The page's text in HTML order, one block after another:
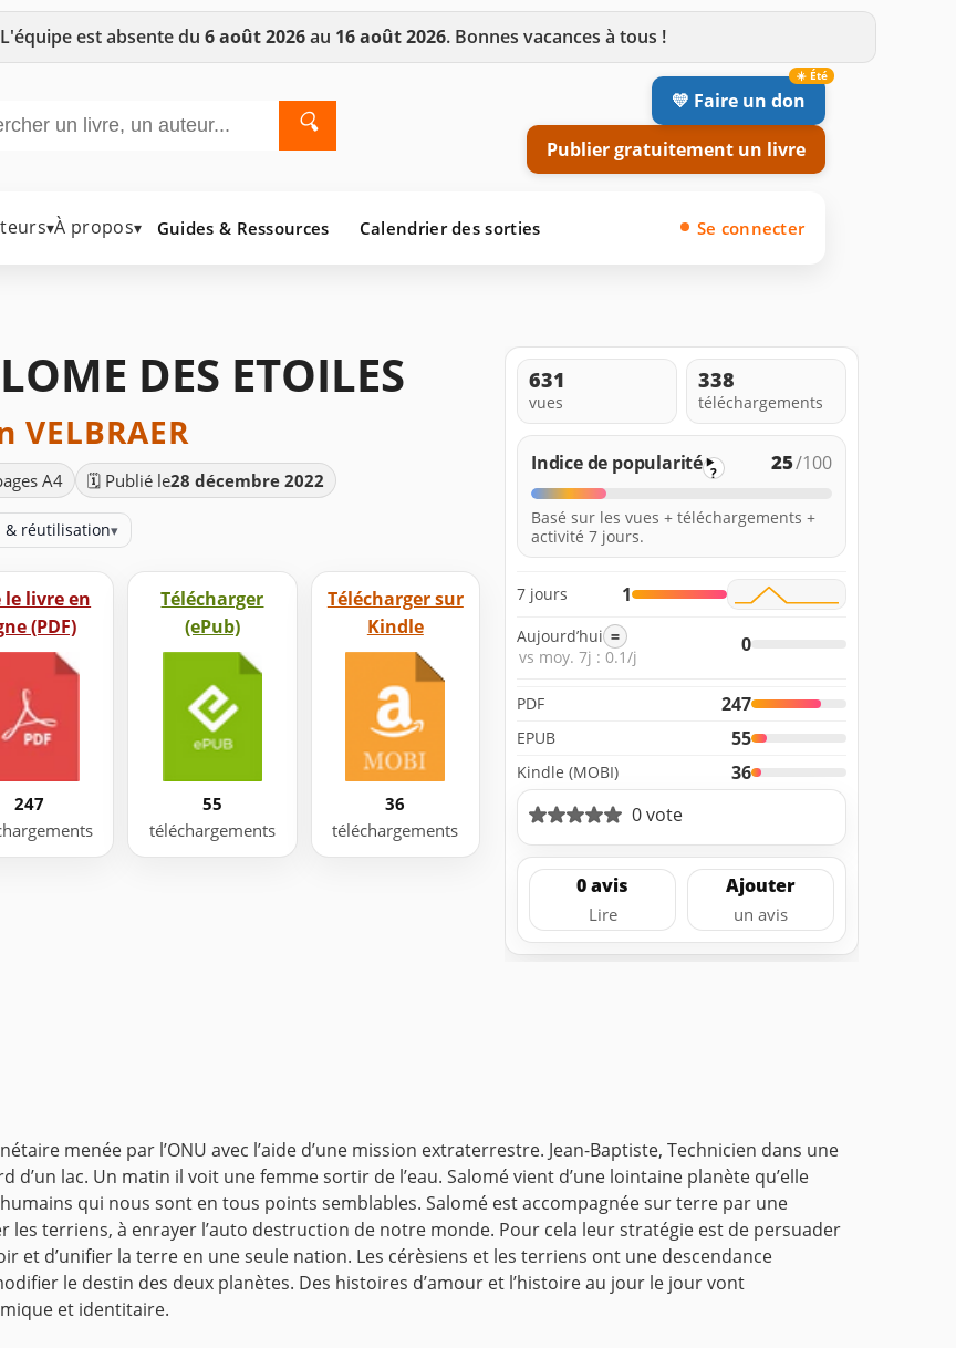
L'équipe est absente du 6 août 2026au 16 août 2026. Bonnes vacances à tous !
🔍
💛 Faire un don
Publier gratuitement un livre
▾À propos▾ Guides & Ressources Calendrier des sorties Se connecter
DES ETOILES
VELBRAER
A4 🗓️ Publié le28 décembre 2022
& réutilisation▾
le livre en
(PDF)
247
Télécharger
(ePub)
55
téléchargements
Télécharger sur
Kindle
36
téléchargements
631
vues
338
téléchargements
Indice de popularité ? 25/100
Basé sur les vues + téléchargements +
activité 7 jours.
7 jours 1
Aujourd’hui =
vs moy. 7j : 0.1/j
0
PDF 247
EPUB 55
Kindle (MOBI)
36
0 vote
0 avis
Lire
Ajouter
un avis
menée par l’ONU avec l’aide d’une mission extraterrestre. Jean-Baptiste, Technicien dans une
lac. Un matin il voit une femme sortir de l’eau. Salomé vient d’une lointaine planète qu’elle
qui nous sont en tous points semblables. Salomé est accompagnée sur terre par une
terriens, à enrayer l’auto destruction de notre monde. Pour cela leur stratégie est de persuader
et d’unifier la terre en une seule nation. Les cérèsiens et les terriens ont une descendance
le destin des deux planètes. Des histoires d’amour et l’histoire au jour le jour vont
et identitaire.